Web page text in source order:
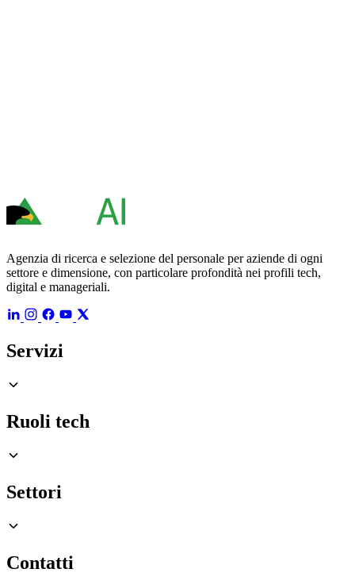
Agenzia di ricerca e selezione del personale per aziende di ogni
settore e dimensione, con particolare profondità nei profili tech,
digital e manageriali.
Servizi
Ruoli tech
Settori
Contatti